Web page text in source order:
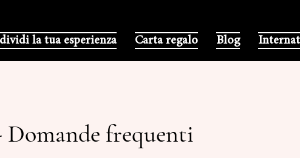
la tua esperienza Carta regalo Blog
frequenti